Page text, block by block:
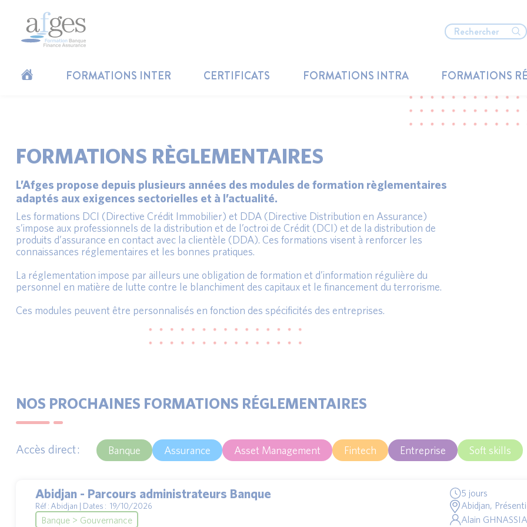
FORMATIONS INTER CERTIFICATS FORMATIONS INTRA FORMATIONS
FORMATIONS RÈGLEMENTAIRES
L’Afges propose depuis plusieurs années des modules de formation règlementaires
adaptés aux exigences sectorielles et à l’actualité.
Les formations DCI (Directive Crédit Immobilier) et DDA (Directive Distribution en Assurance)
s’impose aux professionnels de la distribution et de l’octroi de Crédit (DCI) et de la distribution de
produits d’assurance en contact avec la clientèle (DDA). Ces formations visent à renforcer les
connaissances réglementaires et les bonnes pratiques.
La réglementation impose par ailleurs une obligation de formation et d’information régulière du
personnel en matière de lutte contre le blanchiment des capitaux et le financement du terrorisme.
Ces modules peuvent être personnalisés en fonction des spécificités des entreprises.
NOS PROCHAINES FORMATIONS RÉGLEMENTAIRES
Accès direct : Banque Assurance Asset Management Fintech Entreprise Soft skills
Abidjan - Parcours administrateurs Banque
Réf : Abidjan | Dates : 19/10/2026
Banque > Gouvernance
5 jours
Abidjan,
Alain GHNASSIA